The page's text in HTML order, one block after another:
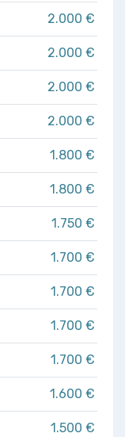
2.000 €
2.000 €
2.000 €
2.000 €
1.800 €
1.800 €
1.750 €
1.700 €
1.700 €
1.700 €
1.700 €
1.600 €
1.500 €